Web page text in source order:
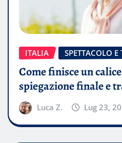
ITALIA SPETTACOLO E
Come finisce un
spiegazione finale e
Luca Z. Lug 23,